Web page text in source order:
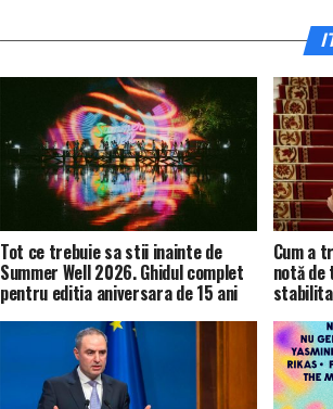
Tot ce trebuie sa stii inainte de
Summer Well 2026. Ghidul complet
pentru editia aniversara de 15 ani
Cum a
notă